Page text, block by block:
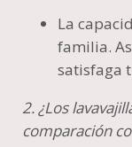
La
familia.
satisfaga
2. ¿Los
comparación